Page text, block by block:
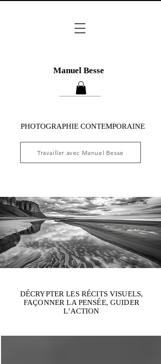
Manuel Besse
PHOTOGRAPHIE CONTEMPORAINE
Travailler avec Manuel Besse
DÉCRYPTER LES RÉCITS VISUELS,
FAÇONNER LA PENSÉE, GUIDER
L’ACTION